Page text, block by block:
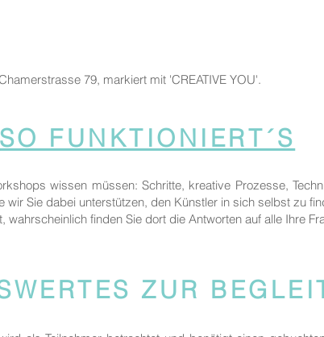
79, markiert mit 'CREATIVE YOU'.
SO FUNKTIONIERT´S
wissen müssen: Schritte, kreative Prozesse,
wir Sie dabei unterstützen, den Künstler in sich selbst zu
wahrscheinlich finden Sie dort die Antworten auf alle Ihre
ZUR